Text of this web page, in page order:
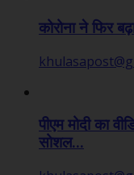
कोरोना ने फिर
पीएम मोदी का
सोशल...